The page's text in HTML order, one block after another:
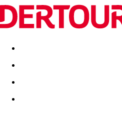
Destinatii Vacanta perfecta